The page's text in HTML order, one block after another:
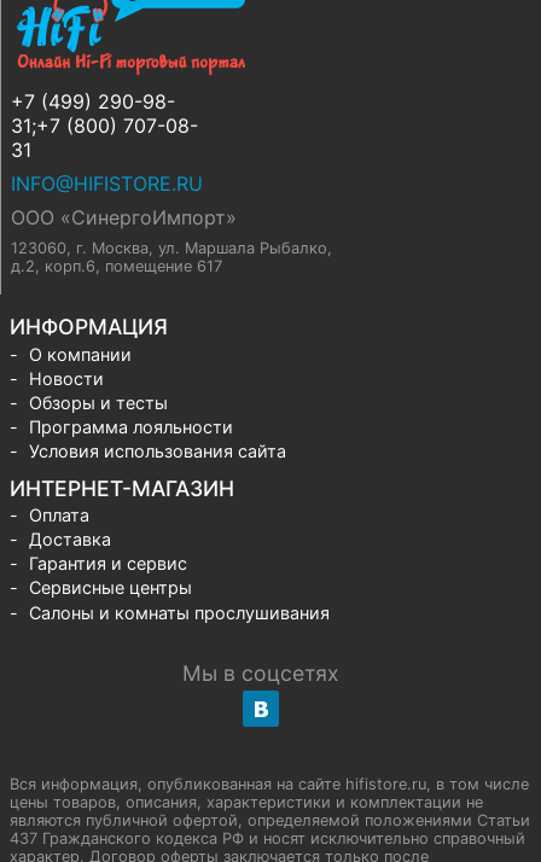
+7 (499) 290-98-
31;+7 (800) 707-08-
31
INFO@HIFISTORE.RU
ООО «СинергоИмпорт»
123060, г. Москва, ул. Маршала Рыбалко,
д.2, корп.6, помещение 617
ИНФОРМАЦИЯ
О компании
Новости
Обзоры и тесты
Программа лояльности
Условия использования сайта
ИНТЕРНЕТ-МАГАЗИН
Оплата
Доставка
Гарантия и сервис
Сервисные центры
Салоны и комнаты прослушивания
Мы в соцсетях
Вся информация, опубликованная на сайте hifistore.ru, в том числе
цены товаров, описания, характеристики и комплектации не
являются публичной офертой, определяемой положениями Статьи
437 Гражданского кодекса РФ и носят исключительно справочный
характер. Договор оферты заключается только после